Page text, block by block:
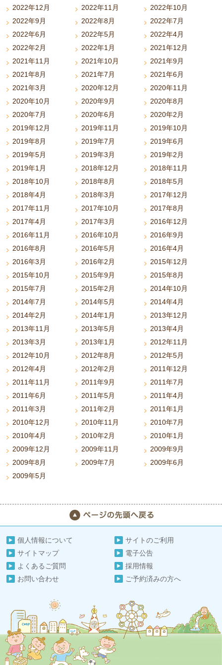
2022年12月
2022年11月
2022年10月
2022年9月
2022年8月
2022年7月
2022年6月
2022年5月
2022年4月
2022年2月
2022年1月
2021年12月
2021年11月
2021年10月
2021年9月
2021年8月
2021年7月
2021年6月
2021年3月
2020年12月
2020年11月
2020年10月
2020年9月
2020年8月
2020年7月
2020年6月
2020年2月
2019年12月
2019年11月
2019年10月
2019年8月
2019年7月
2019年6月
2019年5月
2019年3月
2019年2月
2019年1月
2018年12月
2018年11月
2018年10月
2018年8月
2018年5月
2018年4月
2018年3月
2017年12月
2017年11月
2017年10月
2017年8月
2017年4月
2017年3月
2016年12月
2016年11月
2016年10月
2016年9月
2016年8月
2016年5月
2016年4月
2016年3月
2016年2月
2015年12月
2015年10月
2015年9月
2015年8月
2015年7月
2015年2月
2014年10月
2014年7月
2014年5月
2014年4月
2014年2月
2014年1月
2013年12月
2013年11月
2013年5月
2013年4月
2013年3月
2013年1月
2012年11月
2012年10月
2012年8月
2012年5月
2012年4月
2012年2月
2011年12月
2011年11月
2011年9月
2011年7月
2011年6月
2011年5月
2011年4月
2011年3月
2011年2月
2011年1月
2010年12月
2010年11月
2010年7月
2010年4月
2010年2月
2010年1月
2009年12月
2009年11月
2009年9月
2009年8月
2009年7月
2009年6月
2009年5月
個人情報について
サイトのご利用
サイトマップ
電子公告
よくあるご質問
採用情報
お問い合わせ
ご予約済みの方へ